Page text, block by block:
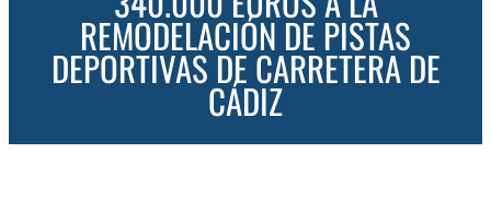
SERVICIOS
EVENTOS
REMODELACIÓN DE PISTAS
DEPORTIVAS DE CARRETERA DE
CÁDIZ